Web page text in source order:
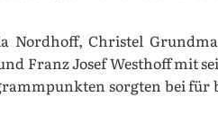
Nordhoff, Christel
Franz Josef Westhoff mit
sorgten bei